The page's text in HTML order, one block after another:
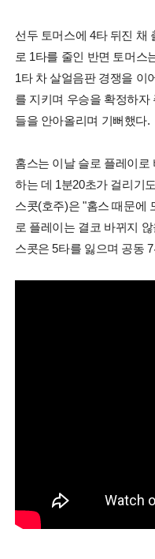
선두 토머스에 4타 뒤진 채
로 1타를 줄인 반면 토머스
1타 차 살얼음판 경쟁을 이
를 지키며 우승을 확정하
들을 안아올리며 기뻐했다.
홈스는 이날 슬로 플레이로
하는 데 1분20초가 걸리기
스콧(호주)은 "홈스 때문에
로 플레이는 결코 바뀌지
스콧은 5타를 잃으며 공동